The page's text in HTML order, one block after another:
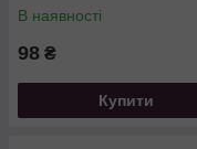
В наявності
98 ₴
Купити